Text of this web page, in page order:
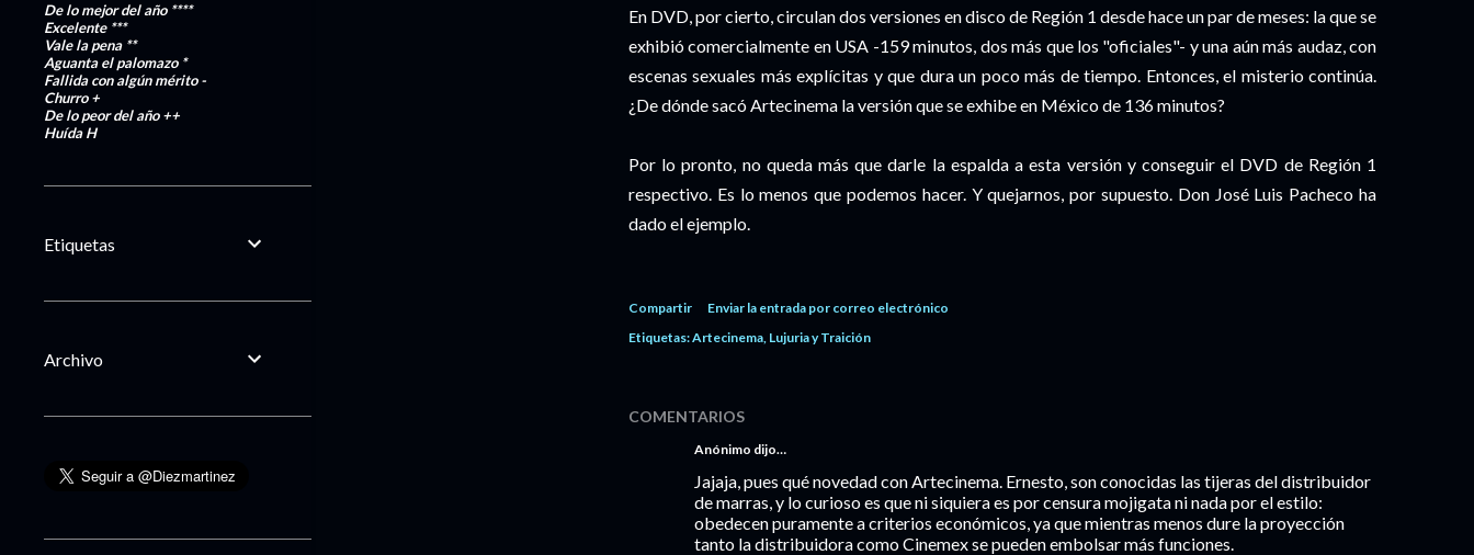
En DVD, por cierto, circulan dos versiones en disco de Región 1 desde hace un par de meses: la que se
exhibió comercialmente en USA -159 minutos, dos más que los "oficiales"- y una aún más audaz, con
escenas sexuales más explícitas y que dura un poco más de tiempo. Entonces, el misterio continúa.
¿De dónde sacó Artecinema la versión que se exhibe en México de 136 minutos?
Por lo pronto, no queda más que darle la espalda a esta versión y conseguir el DVD de Región 1
respectivo. Es lo menos que podemos hacer. Y quejarnos, por supuesto. Don José Luis Pacheco ha
dado el ejemplo.
Compartir
Enviar la entrada por correo electrónico
Etiquetas:Artecinema Lujuria y Traición
COMENTARIOS
Anónimo dijo…
Jajaja, pues qué novedad con Artecinema. Ernesto, son conocidas las tijeras del distribuidor
de marras, y lo curioso es que ni siquiera es por censura mojigata ni nada por el estilo:
obedecen puramente a criterios económicos, ya que mientras menos dure la proyección
tanto la distribuidora como Cinemex se pueden embolsar más funciones.
De lo mejor del año ****
Excelente***
Vale la pena **
Aguanta el palomazo *
Fallida con algún mérito-
Churro+
De lo peor del año++
HuídaH
Etiquetas
Archivo